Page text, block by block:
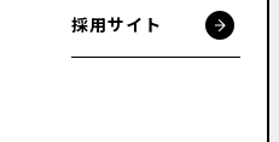
採用サイト